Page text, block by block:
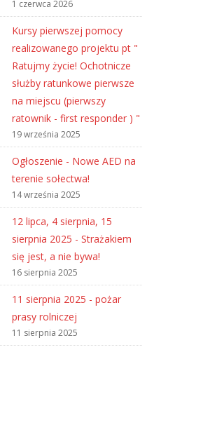
1 czerwca 2026
Kursy pierwszej pomocy
realizowanego projektu pt "
Ratujmy życie! Ochotnicze
służby ratunkowe pierwsze
na miejscu (pierwszy
ratownik - first responder ) "
19 września 2025
Ogłoszenie - Nowe AED na
terenie sołectwa!
14 września 2025
12 lipca, 4 sierpnia, 15
sierpnia 2025 - Strażakiem
się jest, a nie bywa!
16 sierpnia 2025
11 sierpnia 2025 - pożar
prasy rolniczej
11 sierpnia 2025